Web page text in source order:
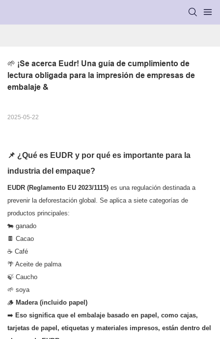
🌱 ¡Se acerca Eudr! Una guía de cumplimiento de
lectura obligada para la impresión de empresas de
embalaje &
2025-05-22
📌 ¿Qué es EUDR y por qué es importante para la
industria del empaque?
EUDR (Reglamento EU 2023/1115) es una regulación destinada a
prevenir la deforestación global. Se aplica a siete categorías de
productos principales:
🐄 ganado
🍫 Cacao
☕ Café
🌴 Aceite de palma
🍃 Caucho
🌱 soya
🪵 Madera (incluido papel)
➡️ Eso significa que el embalaje basado en papel, como cajas,
tarjetas de papel, etiquetas y materiales impresos, están dentro del